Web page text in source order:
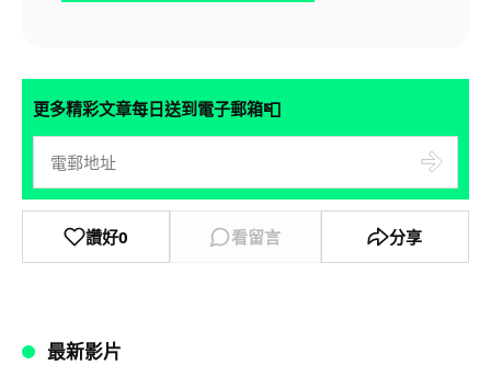
更多精彩文章每日送到電子郵箱📮
讚好0 看留言 分享
最新影片